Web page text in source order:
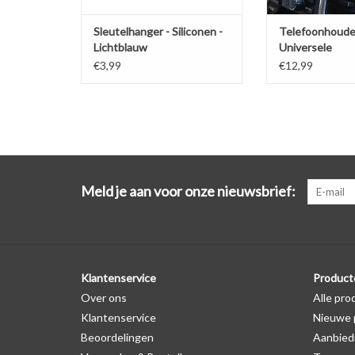
Sleutelhanger - Siliconen -
Lichtblauw
€3,99
Universele
ventilatiehouder
€12,99
Meld je aan voor onze nieuwsbrief:
Klantenservice
Over ons
Klantenservice
Beoordelingen
Alle
Nieuwe